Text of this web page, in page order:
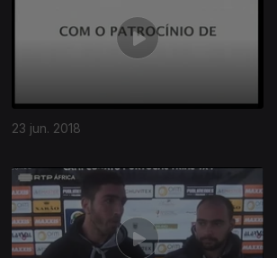
23 jun. 2018